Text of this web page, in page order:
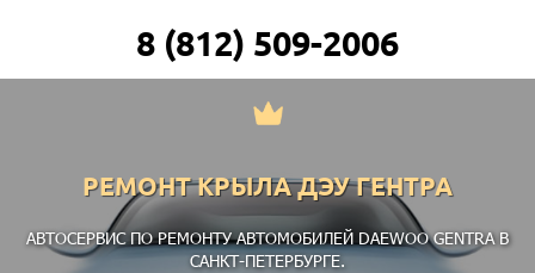
8 (812) 509-2006
РЕМОНТ КРЫЛА ДЭУ ГЕНТРА
АВТОСЕРВИС ПО РЕМОНТУ АВТОМОБИЛЕЙ DAEWOO GENTRA В
САНКТ-ПЕТЕРБУРГЕ.